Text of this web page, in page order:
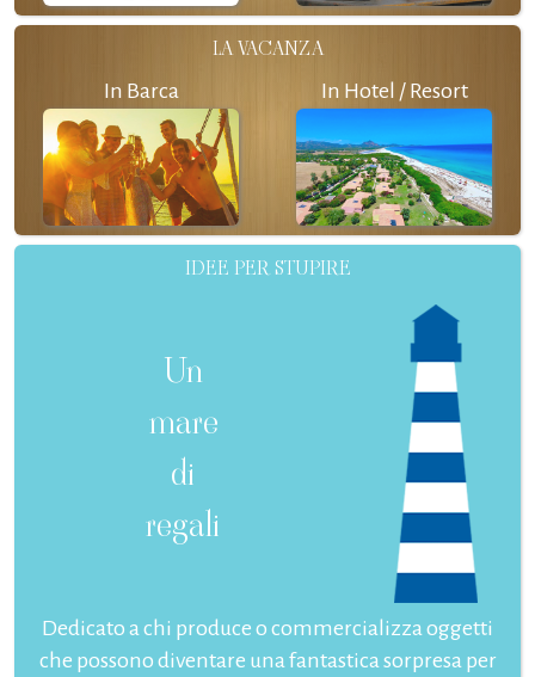
LA VACANZA
In Barca In Hotel / Resort
IDEE PER STUPIRE
Un
mare
di
regali
Dedicato a chi produce o commercializza oggetti
che possono diventare una fantastica sorpresa per